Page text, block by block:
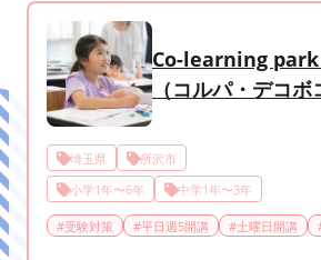
Co-learning park
（コルパ・デコボ
埼玉県
所沢市
小学1年〜6年
中学1年〜3年
#受験対策 #平日週5開講 #土曜日開講